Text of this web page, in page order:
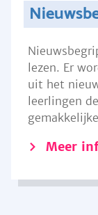
lezen. Er
uit het
leerlingen
Meer